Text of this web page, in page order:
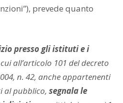
prevede quanto
presso gli istituti e i
all’articolo 101 del decreto
n. 42, anche appartenenti
al pubblico, segnala le